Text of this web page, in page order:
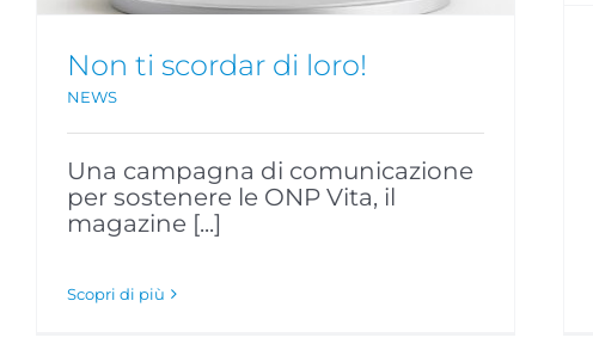
Non ti scordar di loro!
NEWS
Una campagna di comunicazione
per sostenere le ONP Vita, il
magazine [...]
Scopri di più